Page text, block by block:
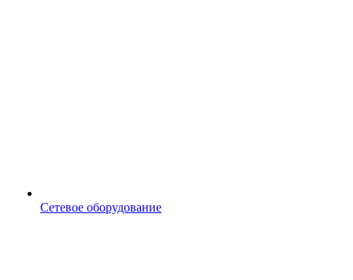
Сетевое оборудование